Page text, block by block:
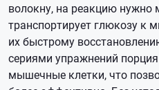
волокну, на реакцию нужно
транспортирует глюкозу к
их быстрому
сериями упражнений
мышечные клетки, что